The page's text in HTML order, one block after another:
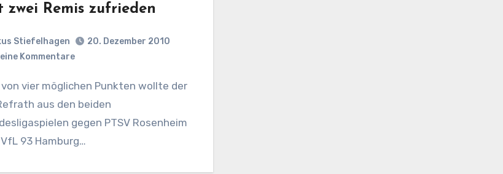
zwei Remis zufrieden
Stiefelhagen
20. Dezember 2010
Kommentare
aus den beiden
gegen PTSV Rosenheim
93 Hamburg…